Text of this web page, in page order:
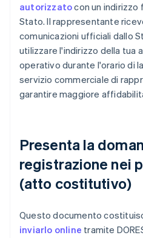
autorizzatocon un indirizzo
Stato. Il rappresentante
comunicazioni ufficiali dallo
utilizzare l'indirizzo della tua
operativo durante l'orario di
servizio commerciale di
garantire maggiore
Presenta la
registrazione nei
(atto costitutivo)
Questo documento
inviarlo online tramite